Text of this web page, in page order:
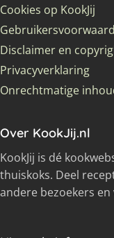
Cookies op KookJij
Disclaimer en
Privacyverklaring
Onrechtmatige
Over KookJij.nl
KookJij is dé
thuiskoks. Deel
andere bezoekers